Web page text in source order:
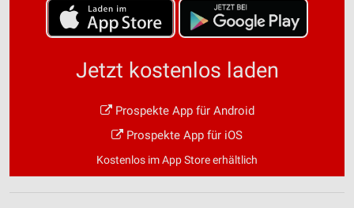
Jetzt kostenlos laden
Prospekte App für Android
Prospekte App für iOS
Kostenlos im App Store erhältlich